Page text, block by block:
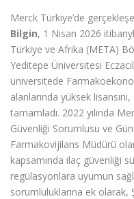
Merck Türkiye’de
Bilgin, 1 Nisan 2026
Türkiye ve Afrika (META)
Yeditepe Üniversitesi
üniversitede
alanlarında yüksek
tamamladı. 2022 yılında
Güvenliği Sorumlusu ve
Farmakovijilans Müdürü
kapsamında ilaç güvenliği
regülasyonlara uyumun
sorumluluklarına ek